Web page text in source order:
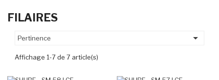
FILAIRES
Pertinence 
Affichage 1-7 de 7 article(s)